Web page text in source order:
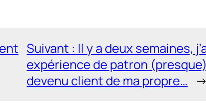
Suivant : ll y a deux semaines,
expérience de patron
devenu client de ma propre… →